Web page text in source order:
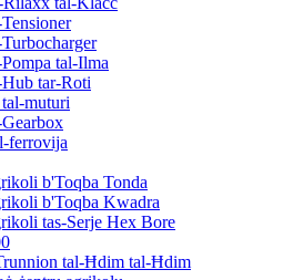
tal-Ilma
tar-Roti
muturi
ferrovija
b'Toqba Tonda
b'Toqba Kwadra
tas-Serje Hex Bore
tal-Ħdim tal-Ħdim